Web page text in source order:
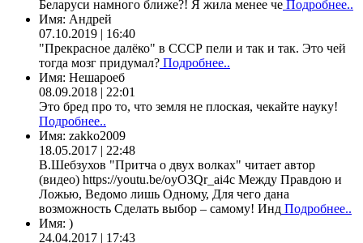
Беларуси намного ближе?! Я жила менее че Подробнее..
Имя: Андрей
07.10.2019 | 16:40
"Прекрасное далёко" в СССР пели и так и так. Это чей
тогда мозг придумал? Подробнее..
Имя: Нешароеб
08.09.2018 | 22:01
Это бред про то, что земля не плоская, чекайте науку!
Подробнее..
Имя: zakko2009
18.05.2017 | 22:48
В.Шебзухов "Притча о двух волках" читает автор
(видео) https://youtu.be/oyO3Qr_ai4c Между Правдою и
Ложью, Ведомо лишь Одному, Для чего дана
возможность Сделать выбор – самому! Инд Подробнее..
Имя: )
24.04.2017 | 17:43